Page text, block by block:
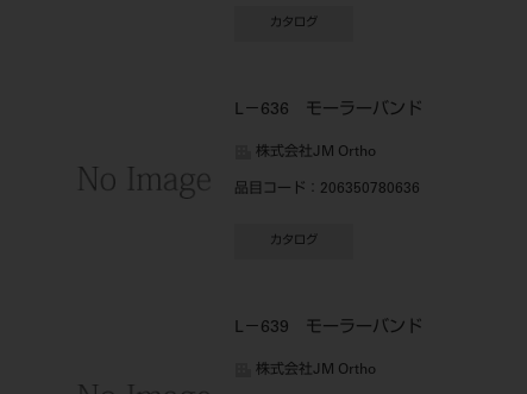
カタログ
L－636 モーラーバンド
株式会社JM Ortho
品目コード ：206350780636
カタログ
L－639 モーラーバンド
株式会社JM Ortho